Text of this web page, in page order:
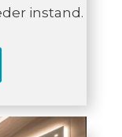
instand.